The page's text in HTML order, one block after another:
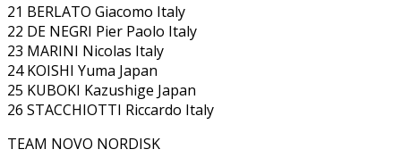
21 BERLATO Giacomo Italy
22 DE NEGRI Pier Paolo Italy
23 MARINI Nicolas Italy
24 KOISHI Yuma Japan
25 KUBOKI Kazushige Japan
26 STACCHIOTTI Riccardo Italy
TEAM NOVO NORDISK